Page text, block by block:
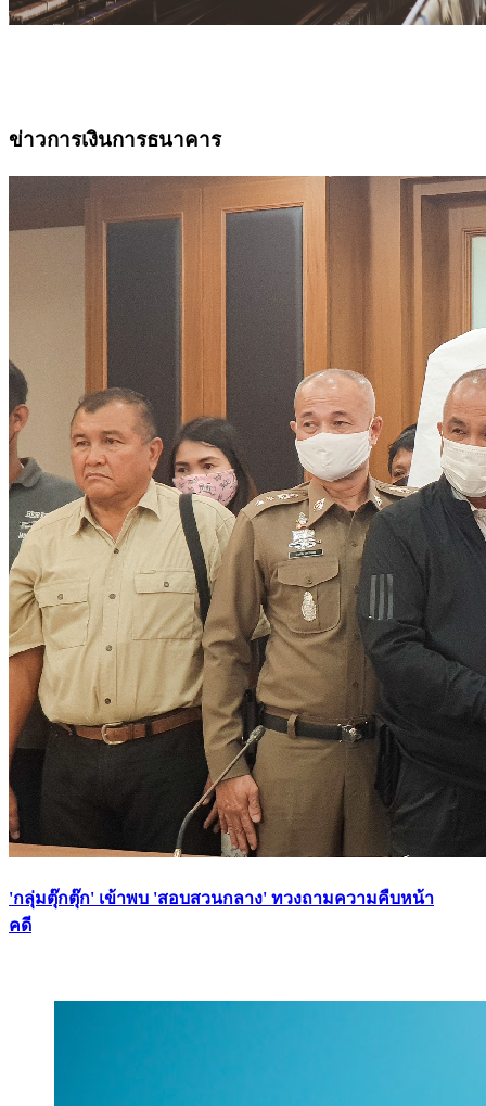
ข่าวการเงินการธนาคาร
'กลุ่มตุ๊กตุ๊ก' เข้าพบ 'สอบสวนกลาง' ทวงถามความคืบหน้า
คดี